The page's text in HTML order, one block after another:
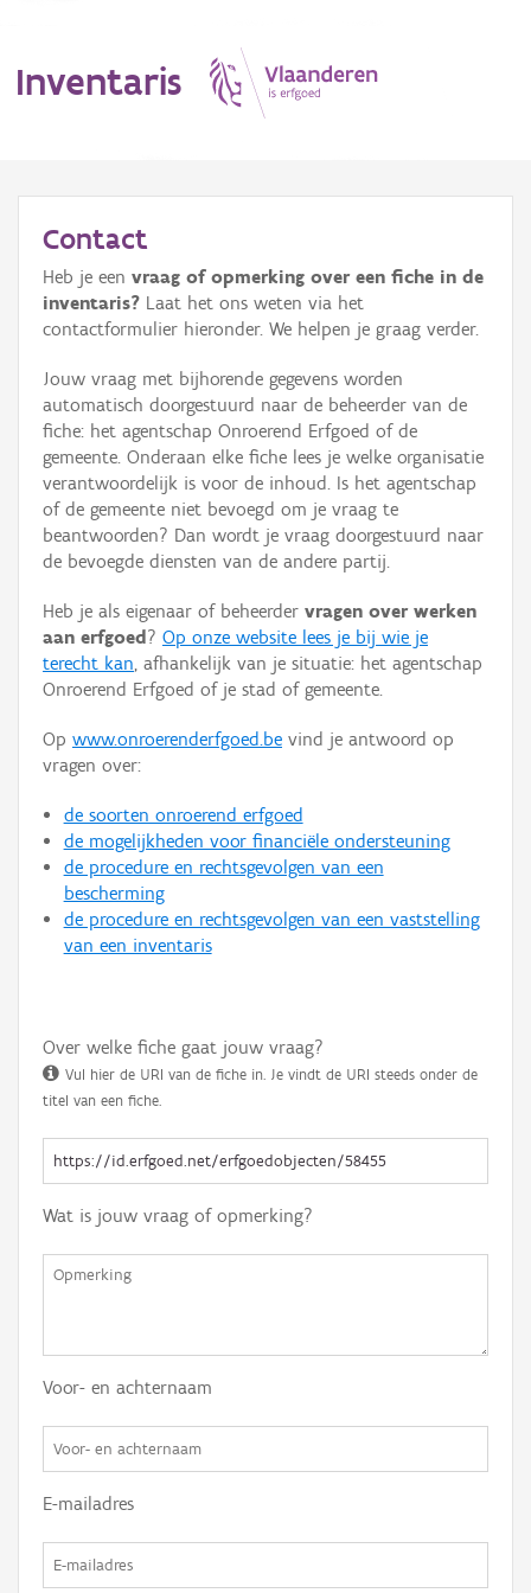
Inventaris
Erfgoedobject
Aanduidingsobject
Waarneming
Thema
Gebeurtenis
Persoon of collectief
Hergebruik
Aanmelden
Contact
Heb je een vraag of opmerking over een fiche in de
inventaris? Laat het ons weten via het
contactformulier hieronder. We helpen je graag verder.
Jouw vraag met bijhorende gegevens worden
automatisch doorgestuurd naar de beheerder van de
fiche: het agentschap Onroerend Erfgoed of de
gemeente. Onderaan elke fiche lees je welke organisatie
verantwoordelijk is voor de inhoud. Is het agentschap
of de gemeente niet bevoegd om je vraag te
beantwoorden? Dan wordt je vraag doorgestuurd naar
de bevoegde diensten van de andere partij.
Heb je als eigenaar of beheerder vragen over werken
aan erfgoed ? Op onze website lees je bij wie je
terecht kan, afhankelijk van je situatie: het agentschap
Onroerend Erfgoed of je stad of gemeente.
Op www.onroerenderfgoed.be vind je antwoord op
vragen over:
de soorten onroerend erfgoed
de mogelijkheden voor financiële ondersteuning
de procedure en rechtsgevolgen van een
bescherming
de procedure en rechtsgevolgen van een vaststelling
van een inventaris
Over welke fiche gaat jouw vraag?
Vul hier de URI van de fiche in. Je vindt de URI steeds onder de
titel van een fiche.
Wat is jouw vraag of opmerking?
Voor- en achternaam
E-mailadres